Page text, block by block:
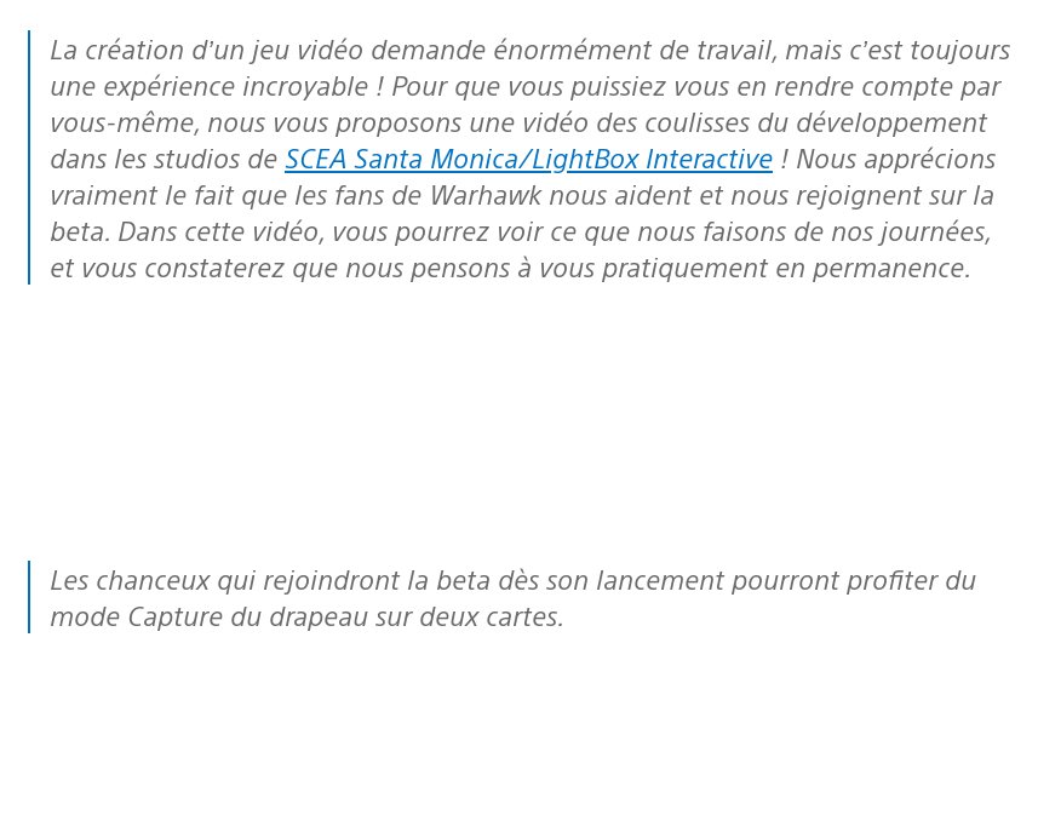
La création d’un jeu vidéo demande énormément de travail, mais c’est toujours
une expérience incroyable ! Pour que vous puissiez vous en rendre compte par
vous-même, nous vous proposons une vidéo des coulisses du développement
dans les studios de SCEA Santa Monica/LightBox Interactive ! Nous apprécions
vraiment le fait que les fans de Warhawknous aident et nous rejoignent sur la
beta. Dans cette vidéo, vous pourrez voir ce que nous faisons de nos journées,
et vous constaterez que nous pensons à vous pratiquement en permanence.
Les chanceux qui rejoindront la beta dès son lancement pourront profiter du
mode Capture du drapeau sur deux cartes.